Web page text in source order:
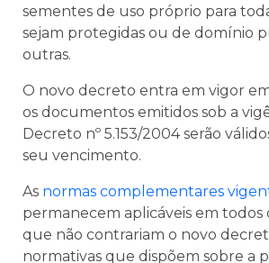
sementes de uso próprio para
sejam protegidas ou de domínio
outras.
O novo decreto entra em vigor
os documentos emitidos sob a
Decreto nº 5.153/2004 serão
seu vencimento.
As normas complementares
permanecem aplicáveis em todos
que não contrariam o novo
normativas que dispõem sobre a